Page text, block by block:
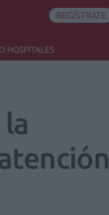
HOSPITALES
REGÍSTRATE